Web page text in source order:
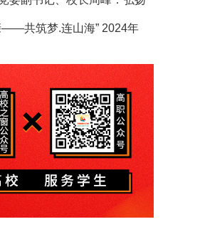
办
锻造新百年湖美良师
——共筑梦.连山海” 2024年